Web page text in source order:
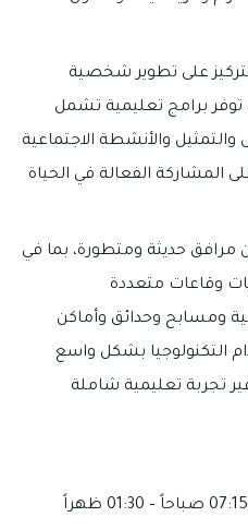
على تطوير شخصية
برامج تعليمية تشمل
والأنشطة الاجتماعية
المشاركة الفعالة في الحياة
مرافق حديثة ومتطورة، بما في
وقاعات متعددة
ومسابح وحدائق وأماكن
التكنولوجيا بشكل واسع
تجربة تعليمية شاملة
تبدأ أوقات العمل فيها من 07:15 صباحاً – 01:30 ظهراً